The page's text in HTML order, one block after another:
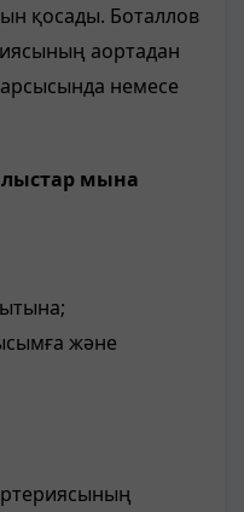
қосады. Боталлов
аортадан
немесе
мына
және